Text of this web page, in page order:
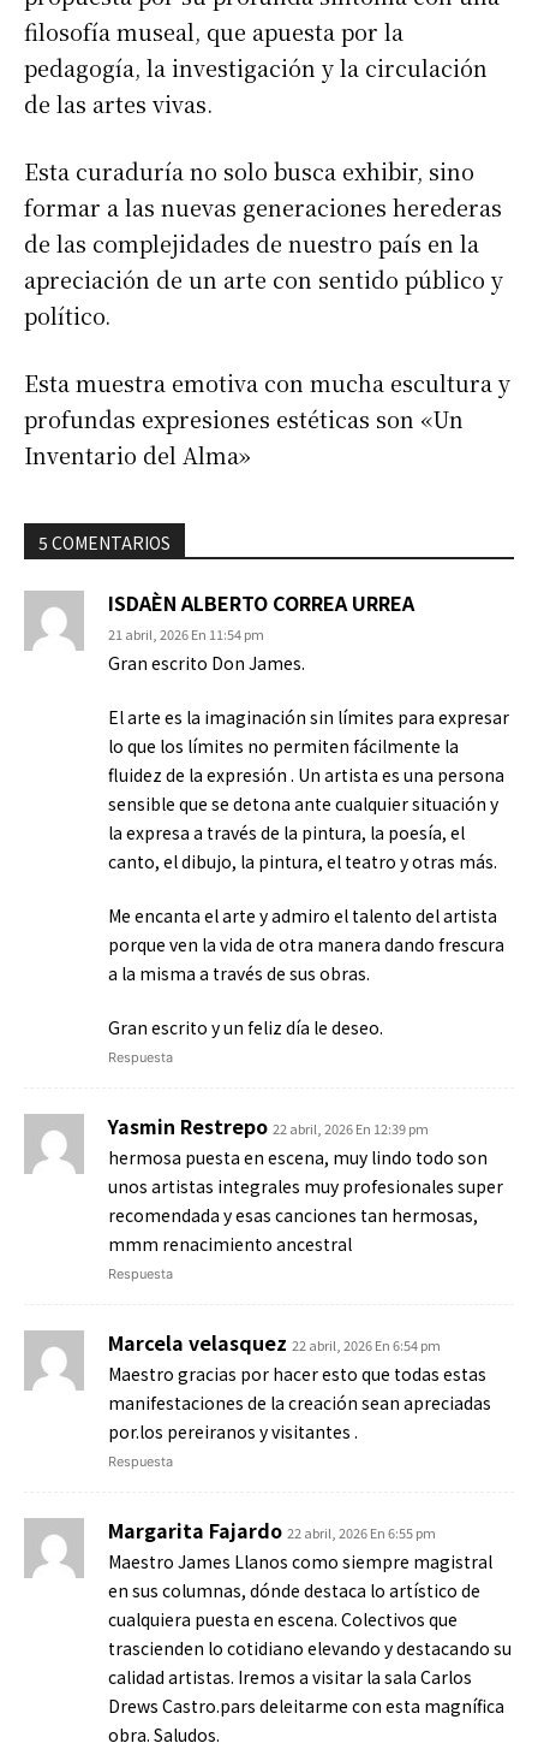
filosofía museal, que apuesta por la
pedagogía, la investigación y la circulación
de las artes vivas.
Esta curaduría no solo busca exhibir, sino
formar a las nuevas generaciones herederas
de las complejidades de nuestro país en la
apreciación de un arte con sentido público y
político.
Esta muestra emotiva con mucha escultura y
profundas expresiones estéticas son «Un
Inventario del Alma»
5 COMENTARIOS
ISDAÈN ALBERTO CORREA URREA
21 abril, 2026 En 11:54 pm
Gran escrito Don James.
El arte es la imaginación sin límites para expresar
lo que los límites no permiten fácilmente la
fluidez de la expresión . Un artista es una persona
sensible que se detona ante cualquier situación y
la expresa a través de la pintura, la poesía, el
canto, el dibujo, la pintura, el teatro y otras más.
Me encanta el arte y admiro el talento del artista
porque ven la vida de otra manera dando frescura
a la misma a través de sus obras.
Gran escrito y un feliz día le deseo.
Respuesta
Yasmin Restrepo 22 abril, 2026 En 12:39 pm
hermosa puesta en escena, muy lindo todo son
unos artistas integrales muy profesionales super
recomendada y esas canciones tan hermosas,
mmm renacimiento ancestral
Respuesta
Marcela velasquez 22 abril, 2026 En 6:54 pm
Maestro gracias por hacer esto que todas estas
manifestaciones de la creación sean apreciadas
por.los pereiranos y visitantes .
Respuesta
Margarita Fajardo 22 abril, 2026 En 6:55 pm
Maestro James Llanos como siempre magistral
en sus columnas, dónde destaca lo artístico de
cualquiera puesta en escena. Colectivos que
trascienden lo cotidiano elevando y destacando su
calidad artistas. Iremos a visitar la sala Carlos
Drews Castro.pars deleitarme con esta magnífica
obra. Saludos.